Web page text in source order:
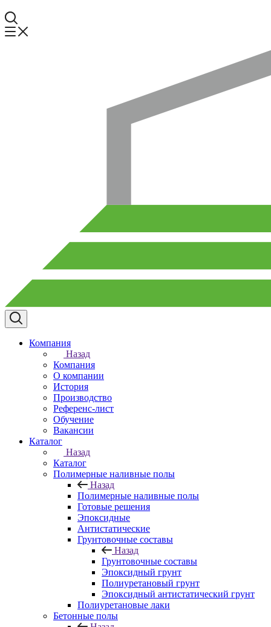
Компания
Назад
Компания
О компании
История
Производство
Референс-лист
Обучение
Вакансии
Каталог
Назад
Каталог
Полимерные наливные полы
Назад
Полимерные наливные полы
Готовые решения
Эпоксидные
Антистатические
Грунтовочные составы
Назад
Грунтовочные составы
Эпоксидный грунт
Полиуретановый грунт
Эпоксидный антистатический грунт
Полиуретановые лаки
Бетонные полы